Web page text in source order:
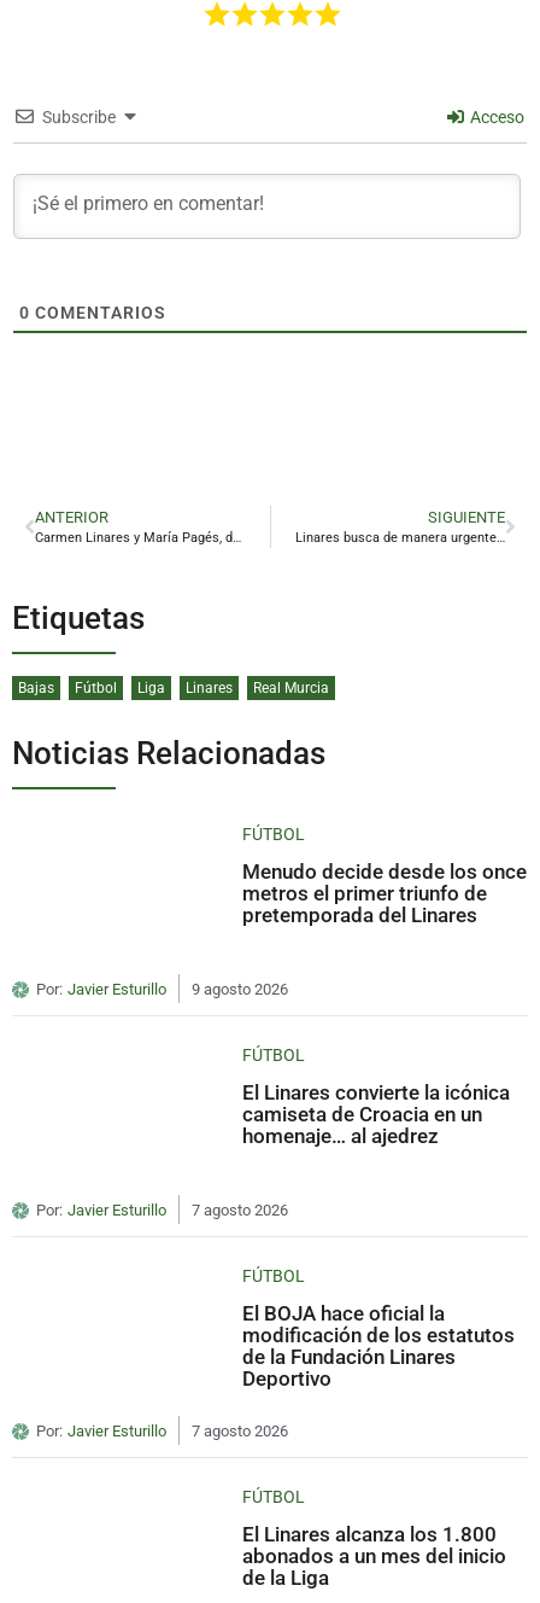
Subscribe Acceso
0 COMENTARIOS
ANTERIOR
Carmen Linares y María Pagés, de la alfombra azul de Oviedo a la roja de Málaga
SIGUIENTE
Linares busca de manera urgente una empresa para que limpie los solares municipales
Etiquetas
Bajas Fútbol Liga Linares Real Murcia
Noticias Relacionadas
FÚTBOL
Menudo decide desde los once
metros el primer triunfo de
pretemporada del Linares
Por: Javier Esturillo 9 agosto 2026
FÚTBOL
El Linares convierte la icónica
camiseta de Croacia en un
homenaje… al ajedrez
Por: Javier Esturillo 7 agosto 2026
FÚTBOL
El BOJA hace oficial la
modificación de los estatutos
de la Fundación Linares
Deportivo
Por: Javier Esturillo 7 agosto 2026
FÚTBOL
El Linares alcanza los 1.800
abonados a un mes del inicio
de la Liga